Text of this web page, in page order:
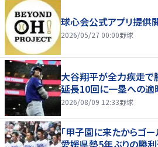
球心会公式アプリ提供
2026/05/27 00:00野球
大谷翔平が全力疾走で
延長10回に一塁への
2026/08/09 12:33野球
「甲子園に来たからゴ
愛媛県勢5年ぶりの勝